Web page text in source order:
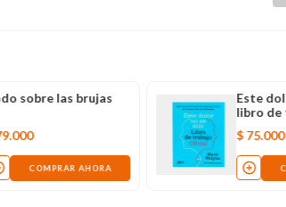
sobre las brujas
.000
COMPRAR AHORA
Este
libro de
$ 75.000